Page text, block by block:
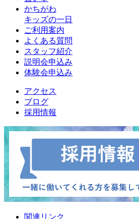
かちがわ
キッズの一日
ご利用案内
よくある質問
スタッフ紹介
説明会申込み
体験会申込み
アクセス
ブログ
採用情報
関連リンク